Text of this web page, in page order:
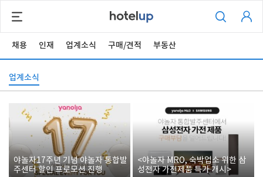
채용 인재 업계소식 구매/견적 부동산
업계소식
야놀자17주년 기념 야놀자 통합발
주센터 할인 프로모션 진행
<야놀자 MRO, 숙박업소 위한 삼
성전자 가전제품 특가 개시>